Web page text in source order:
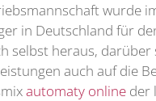
wurde
in Deutschland für
selbst heraus,
auch auf die
automaty online der